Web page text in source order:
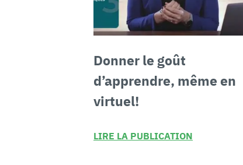
Donner le goût
d’apprendre, même en
virtuel!
LIRE LA PUBLICATION